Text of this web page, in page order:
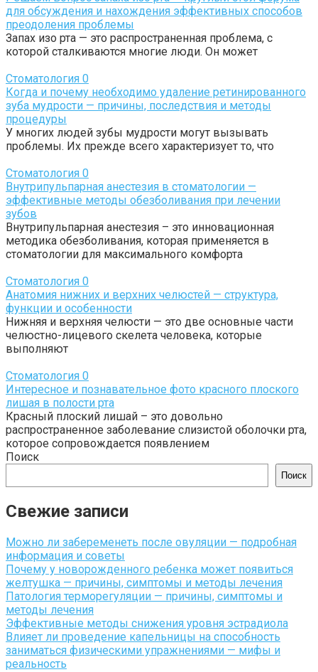
для обсуждения и нахождения эффективных способов
преодоления проблемы
Запах изо рта — это распространенная проблема, с
которой сталкиваются многие люди. Он может
Стоматология 0
Когда и почему необходимо удаление ретинированного
зуба мудрости — причины, последствия и методы
процедуры
У многих людей зубы мудрости могут вызывать
проблемы. Их прежде всего характеризует то, что
Стоматология 0
Внутрипульпарная анестезия в стоматологии —
эффективные методы обезболивания при лечении
зубов
Внутрипульпарная анестезия – это инновационная
методика обезболивания, которая применяется в
стоматологии для максимального комфорта
Стоматология 0
Анатомия нижних и верхних челюстей — структура,
функции и особенности
Нижняя и верхняя челюсти — это две основные части
челюстно-лицевого скелета человека, которые
выполняют
Стоматология 0
Интересное и познавательное фото красного плоского
лишая в полости рта
Красный плоский лишай – это довольно
распространенное заболевание слизистой оболочки рта,
которое сопровождается появлением
Поиск
Поиск
Свежие записи
Можно ли забеременеть после овуляции — подробная
информация и советы
Почему у новорожденного ребенка может появиться
желтушка — причины, симптомы и методы лечения
Патология терморегуляции — причины, симптомы и
методы лечения
Эффективные методы снижения уровня эстрадиола
Влияет ли проведение капельницы на способность
заниматься физическими упражнениями — мифы и
реальность